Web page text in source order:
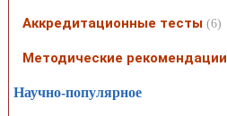
Аккредитационные тесты (6)
Методические рекомендации
Научно-популярное